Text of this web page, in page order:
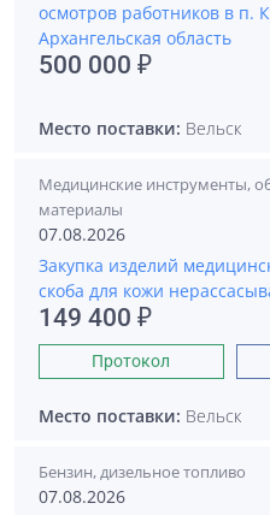
осмотров работников в п.
Архангельская область
500 000 ₽
Место поставки: Вельск
Медицинские инструменты,
материалы
07.08.2026
Закупка изделий
скоба для кожи
149 400 ₽
Протокол
Место поставки: Вельск
Бензин, дизельное топливо
07.08.2026